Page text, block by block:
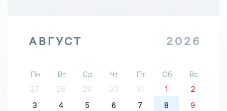
АВГУСТ 2026
Пн Вт Ср Чт Пт Сб
Вс
27
28 29 30 31 1
2
3
4 5 6 7 8
9